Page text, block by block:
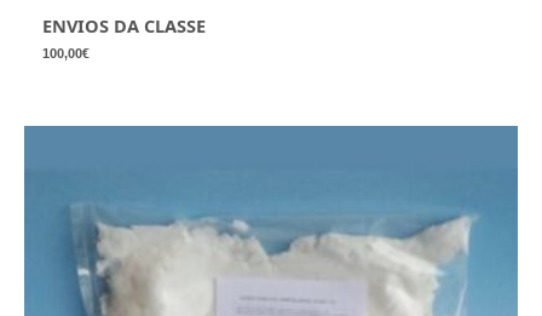
ENVIOS DA CLASSE
100,00€